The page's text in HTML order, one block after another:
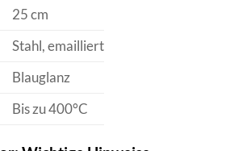
25 cm
Stahl, emailliert
Blauglanz
Bis zu 400°C